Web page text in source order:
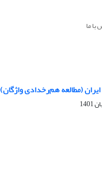
با ما
(مطالعه هم‌رخدادی واژگان)